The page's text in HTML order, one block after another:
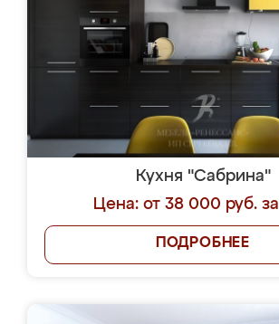
Кухня "Сабрина"
Цена: от 38 000 руб.
ПОДРОБНЕЕ